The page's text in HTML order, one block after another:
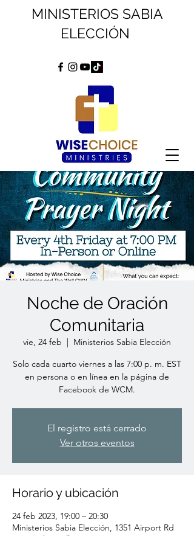
MINISTERIOS SABIA
ELECCIÓN
Noche de Oración
Comunitaria
vie, 24 feb
  |
Ministerios Sabia Elección
Solo cada cuarto viernes a las 7:00 p. m. EST
en persona o en línea en la página de
Facebook de WCM.
El registro está cerrado
Ver otros eventos
Horario y ubicación
24 feb 2023, 19:00 – 20:30
Ministerios Sabia Elección, 1351 Airport Rd